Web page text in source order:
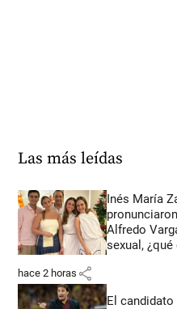
Las más leídas
Inés María
Alfredo
sexual,
hace 2 horas share
El